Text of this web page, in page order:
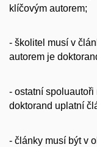
klíčovým autorem;
- školitel musí v
autorem je
- ostatní
doktorand uplatní
- články musí být v